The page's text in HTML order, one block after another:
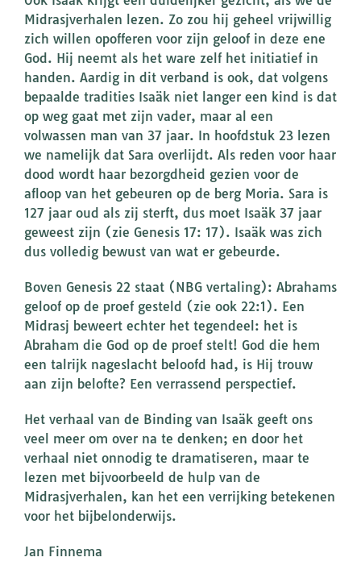
Midrasjverhalen lezen. Zo zou hij geheel vrijwillig
zich willen opofferen voor zijn geloof in deze ene
God. Hij neemt als het ware zelf het initiatief in
handen. Aardig in dit verband is ook, dat volgens
bepaalde tradities Isaäk niet langer een kind is dat
op weg gaat met zijn vader, maar al een
volwassen man van 37 jaar. In hoofdstuk 23 lezen
we namelijk dat Sara overlijdt. Als reden voor haar
dood wordt haar bezorgdheid gezien voor de
afloop van het gebeuren op de berg Moria. Sara is
127 jaar oud als zij sterft, dus moet Isaäk 37 jaar
geweest zijn (zie Genesis 17: 17). Isaäk was zich
dus volledig bewust van wat er gebeurde.
Boven Genesis 22 staat (NBG vertaling): Abrahams
geloof op de proef gesteld (zie ook 22:1). Een
Midrasj beweert echter het tegendeel: het is
Abraham die God op de proef stelt! God die hem
een talrijk nageslacht beloofd had, is Hij trouw
aan zijn belofte? Een verrassend perspectief.
Het verhaal van de Binding van Isaäk geeft ons
veel meer om over na te denken; en door het
verhaal niet onnodig te dramatiseren, maar te
lezen met bijvoorbeeld de hulp van de
Midrasjverhalen, kan het een verrijking betekenen
voor het bijbelonderwijs.
Jan Finnema